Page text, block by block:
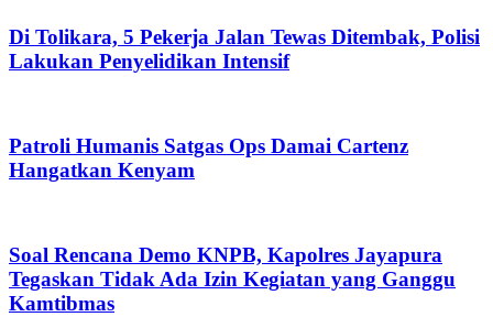
Di Tolikara, 5 Pekerja Jalan Tewas Ditembak, Polisi
Lakukan Penyelidikan Intensif
Patroli Humanis Satgas Ops Damai Cartenz
Hangatkan Kenyam
Soal Rencana Demo KNPB, Kapolres Jayapura
Tegaskan Tidak Ada Izin Kegiatan yang Ganggu
Kamtibmas